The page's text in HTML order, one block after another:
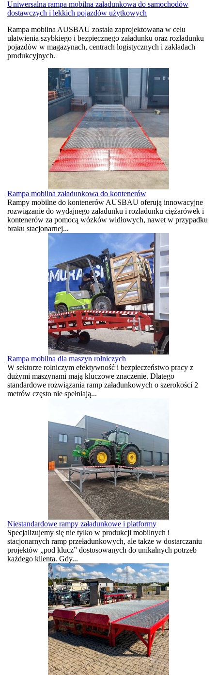
Uniwersalna rampa mobilna załadunkowa do samochodów
dostawczych i lekkich pojazdów użytkowych
Rampa mobilna AUSBAU została zaprojektowana w celu
ułatwienia szybkiego i bezpiecznego załadunku oraz rozładunku
pojazdów w magazynach, centrach logistycznych i zakładach
produkcyjnych.
Rampa mobilna załadunkowa do kontenerów
Rampy mobilne do kontenerów AUSBAU oferują innowacyjne
rozwiązanie do wydajnego załadunku i rozładunku ciężarówek i
kontenerów za pomocą wózków widłowych, nawet w przypadku
braku stacjonarnej...
Rampa mobilna dla maszyn rolniczych
W sektorze rolniczym efektywność i bezpieczeństwo pracy z
dużymi maszynami mają kluczowe znaczenie. Dlatego
standardowe rozwiązania ramp załadunkowych o szerokości 2
metrów często nie spełniają...
Niestandardowe rampy załadunkowe i platformy
Specjalizujemy się nie tylko w produkcji mobilnych i
stacjonarnych ramp przeładunkowych, ale także w dostarczaniu
projektów „pod klucz” dostosowanych do unikalnych potrzeb
każdego klienta. Gdy...